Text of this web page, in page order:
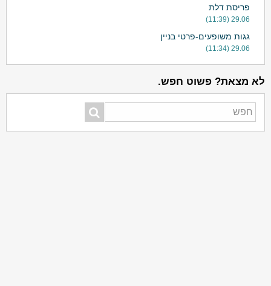
פריסת דלת
29.06 (11:39)
גגות משופעים-פרטי בניין
29.06 (11:34)
לא מצאת? פשוט חפש.